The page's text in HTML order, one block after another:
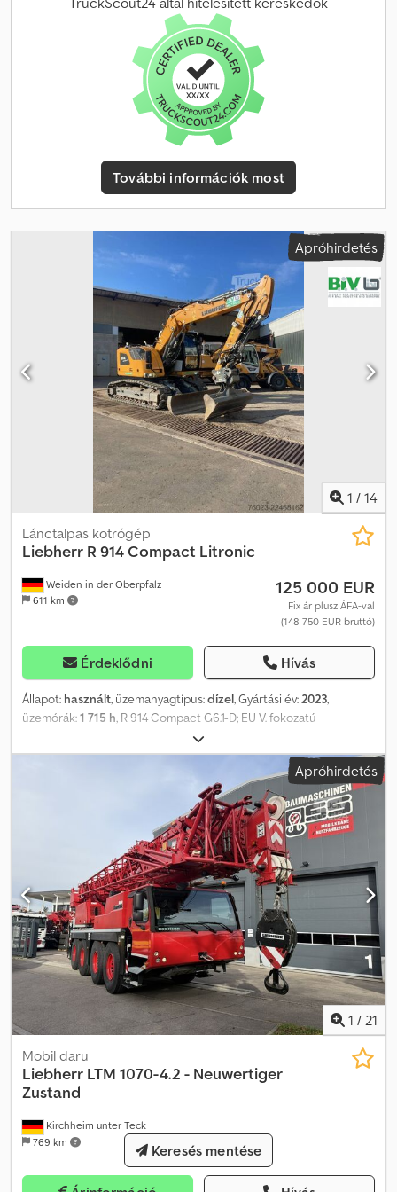
közbenső eladás és tévedések jogát kifejezetten fenntartjuk. A
leírás az eszköz általános azonosítására szolgál, jogi értelemben
nem jelent garanciát. A szerződés szerinti leírás az irányadó.
Ajánlatunk alapvetően új műszaki vizsga (TÜV) nélkül értendő.
Amennyiben új műszaki vizsgát szeretne, szívesen adunk ajánlatot
partner szervizeink révén! A jármű reklámfelirattal el van látva vagy
feliratozott lehet. Általános szállítási és fizetési feltételeink
További információk most
Apróhirdetés
1 / 14
Weiden in der Oberpfalz
611 km
Lánctalpas kotrógép
Liebherr R 914 Compact Litronic
125 000 EUR
Fix ár plusz ÁFA-val
(148 750 EUR bruttó)
Érdeklődni Hívás
Állapot: használt, üzemanyagtípus:dízel, Gyártási év:2023,
üzemórák:1 715 h, R 914 Compact G6.1-D; EU V. fokozatú
teljesítménymodul; S alváz, 2000 mm nyomtáv; 2600 mm-es
támasztólapát, mini joystickkel vezérelve; LIDAT hardver;
kényelmes vezetőülés; 4,85 m-es kihúzható kar, mini joystickkel
vezérelve; emelőhengerrel ellátott csővédő berendezés; karral
ellátott csővédő berendezés; 2,45 m-es kanálkar; Pack Standard
LED+ Elite csomag; Pack Surround LED+ csomag; hidraulikus
rendszer kalapácshoz, ollóhoz és markolóhoz; LIKUFIX 48
gyorscsere rendszer; tartalmazza: 2 db mélykanalat és 1 db
ároknyitó kanalat. = További információk = Üres súly: 18 000 kg
Sorozatszám: 1511/57557 Szállítási feltételek: EXW Crjdozqzwcepfx
Ak Esf Gyártási ország: FR További információkért kérjük, vegye fel
a kapcsolatot Frank Beckkel.
Apróhirdetés
1 / 21
Kirchheim unter Teck
769 km
Mobil daru
Liebherr LTM 1070-4.2 - Neuwertiger
Zustand
Keresés mentése